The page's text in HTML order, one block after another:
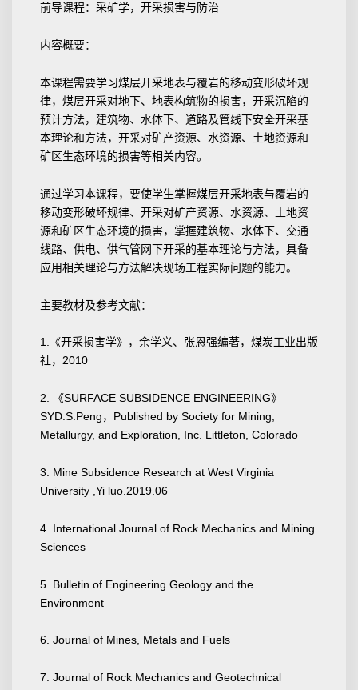
前导课程：采矿学，开采损害与防治
内容概要：
本课程需要学习煤层开采地表与覆岩的移动变形破坏规
律，煤层开采对地下、地表构筑物的损害，开采沉陷的
预计方法，建筑物、水体下、道路及管线下安全开采基
本理论和方法，开采对矿产资源、水资源、土地资源和
矿区生态环境的损害等相关内容。
通过学习本课程，要使学生掌握煤层开采地表与覆岩的
移动变形破坏规律、开采对矿产资源、水资源、土地资
源和矿区生态环境的损害，掌握建筑物、水体下、交通
线路、供电、供气管网下开采的基本理论与方法，具备
应用相关理论与方法解决现场工程实际问题的能力。
主要教材及参考文献：
1.《开采损害学》，余学义、张恩强编著，煤炭工业出版
社，2010
2. 《SURFACE SUBSIDENCE ENGINEERING》
SYD.S.Peng，Published by Society for Mining,
Metallurgy, and Exploration, Inc. Littleton, Colorado
3. Mine Subsidence Research at West Virginia
University ,Yi luo.2019.06
4. International Journal of Rock Mechanics and Mining
Sciences
5. Bulletin of Engineering Geology and the
Environment
6. Journal of Mines, Metals and Fuels
7. Journal of Rock Mechanics and Geotechnical